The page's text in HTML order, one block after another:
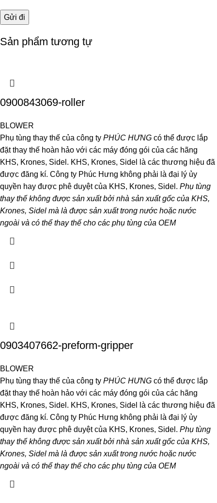
Sản phẩm tương tự
0900843069-roller
BLOWER
Phụ tùng thay thế của công ty PHÚC HƯNG có thể được lắp
đặt thay thế hoàn hảo với các máy đóng gói của các hãng
KHS, Krones, Sidel. KHS, Krones, Sidel là các thương hiệu đã
được đăng kí. Công ty Phúc Hưng không phải là đại lý ủy
quyền hay được phê duyệt của KHS, Krones, Sidel. Phụ tùng
thay thế không được sản xuất bởi nhà sản xuất gốc của KHS,
Krones, Sidel mà là được sản xuất trong nước hoặc nước
ngoài và có thể thay thế cho các phụ tùng của OEM
0903407662-preform-gripper
BLOWER
Phụ tùng thay thế của công ty PHÚC HƯNG có thể được lắp
đặt thay thế hoàn hảo với các máy đóng gói của các hãng
KHS, Krones, Sidel. KHS, Krones, Sidel là các thương hiệu đã
được đăng kí. Công ty Phúc Hưng không phải là đại lý ủy
quyền hay được phê duyệt của KHS, Krones, Sidel. Phụ tùng
thay thế không được sản xuất bởi nhà sản xuất gốc của KHS,
Krones, Sidel mà là được sản xuất trong nước hoặc nước
ngoài và có thể thay thế cho các phụ tùng của OEM